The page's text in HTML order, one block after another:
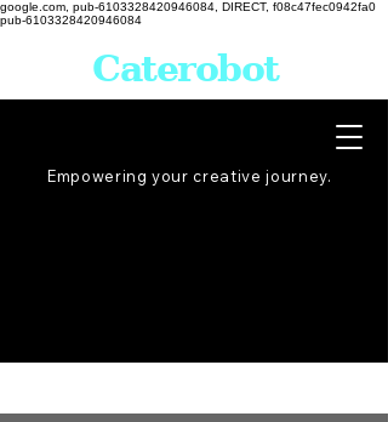
google.com, pub-6103328420946084, DIRECT, f08c47fec0942fa0
pub-6103328420946084
Empowering your creative journey.
Caterobot